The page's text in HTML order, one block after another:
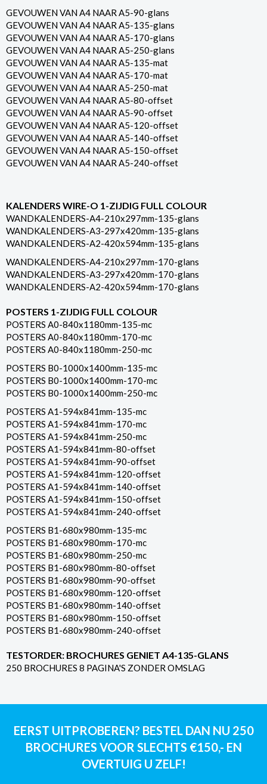
GEVOUWEN VAN A4 NAAR A5-90-glans
GEVOUWEN VAN A4 NAAR A5-135-glans
GEVOUWEN VAN A4 NAAR A5-170-glans
GEVOUWEN VAN A4 NAAR A5-250-glans
GEVOUWEN VAN A4 NAAR A5-135-mat
GEVOUWEN VAN A4 NAAR A5-170-mat
GEVOUWEN VAN A4 NAAR A5-250-mat
GEVOUWEN VAN A4 NAAR A5-80-offset
GEVOUWEN VAN A4 NAAR A5-90-offset
GEVOUWEN VAN A4 NAAR A5-120-offset
GEVOUWEN VAN A4 NAAR A5-140-offset
GEVOUWEN VAN A4 NAAR A5-150-offset
GEVOUWEN VAN A4 NAAR A5-240-offset
KALENDERS WIRE-O 1-ZIJDIG FULL COLOUR
WANDKALENDERS-A4-210x297mm-135-glans
WANDKALENDERS-A3-297x420mm-135-glans
WANDKALENDERS-A2-420x594mm-135-glans
WANDKALENDERS-A4-210x297mm-170-glans
WANDKALENDERS-A3-297x420mm-170-glans
WANDKALENDERS-A2-420x594mm-170-glans
POSTERS 1-ZIJDIG FULL COLOUR
POSTERS A0-840x1180mm-135-mc
POSTERS A0-840x1180mm-170-mc
POSTERS A0-840x1180mm-250-mc
POSTERS B0-1000x1400mm-135-mc
POSTERS B0-1000x1400mm-170-mc
POSTERS B0-1000x1400mm-250-mc
POSTERS A1-594x841mm-135-mc
POSTERS A1-594x841mm-170-mc
POSTERS A1-594x841mm-250-mc
POSTERS A1-594x841mm-80-offset
POSTERS A1-594x841mm-90-offset
POSTERS A1-594x841mm-120-offset
POSTERS A1-594x841mm-140-offset
POSTERS A1-594x841mm-150-offset
POSTERS A1-594x841mm-240-offset
POSTERS B1-680x980mm-135-mc
POSTERS B1-680x980mm-170-mc
POSTERS B1-680x980mm-250-mc
POSTERS B1-680x980mm-80-offset
POSTERS B1-680x980mm-90-offset
POSTERS B1-680x980mm-120-offset
POSTERS B1-680x980mm-140-offset
POSTERS B1-680x980mm-150-offset
POSTERS B1-680x980mm-240-offset
TESTORDER: BROCHURES GENIET A4-135-GLANS
250 BROCHURES 8 PAGINA'S ZONDER OMSLAG
EERST UITPROBEREN? BESTEL DAN NU 250
BROCHURES VOOR SLECHTS €150,- EN
OVERTUIG U ZELF!